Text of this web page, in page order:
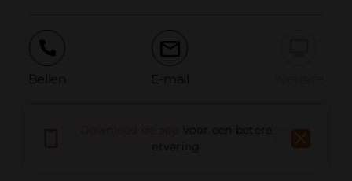
Bellen E-mail
Probleem meldenvoor een betere
ervaring